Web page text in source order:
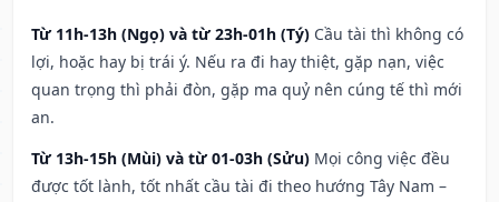
Từ 11h-13h (Ngọ) và từ 23h-01h (Tý) Cầu tài thì không có
lợi, hoặc hay bị trái ý. Nếu ra đi hay thiệt, gặp nạn, việc
quan trọng thì phải đòn, gặp ma quỷ nên cúng tế thì mới
an.
Từ 13h-15h (Mùi) và từ 01-03h (Sửu) Mọi công việc đều
được tốt lành, tốt nhất cầu tài đi theo hướng Tây Nam –